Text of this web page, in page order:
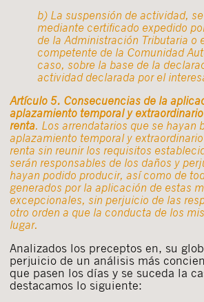
b) La suspensión de actividad,
mediante certificado expedido
de la Administración Tributaria o
competente de la Comunidad
caso, sobre la base de la
actividad declarada por el
Artículo 5. Consecuencias de la
aplazamiento temporal y
renta. Los arrendatarios que se hayan
aplazamiento temporal y
renta sin reunir los requisitos
serán responsables de los daños y
hayan podido producir, así como de
generados por la aplicación de estas
excepcionales, sin perjuicio de las
otro orden a que la conducta de los
lugar.
Analizados los preceptos en, su
perjuicio de un análisis más
que pasen los días y se suceda la
destacamos lo siguiente: